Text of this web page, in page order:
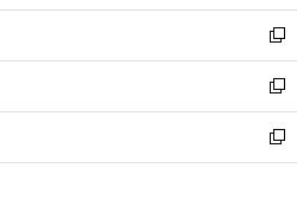
開
く
ウ
で
開
く
ン
ド
ウ
で
開
く
ウ
ィ
ン
ド
ウ
で
開
し
い
ウ
ィ
ン
ド
ウ
新
し
い
ウ
ィ
ン
新
し
い
ウ
新
し